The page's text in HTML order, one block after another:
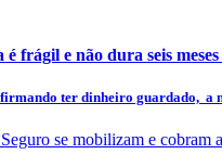
é frágil e não dura seis
ter dinheiro guardado, a